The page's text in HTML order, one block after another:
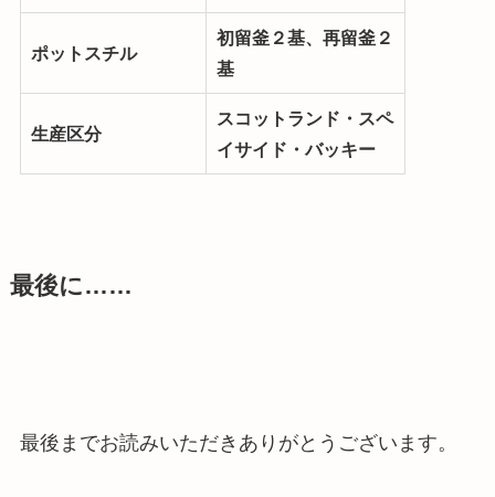
ポットスチル
初留釜２基、再留釜２
基
生産区分
スコットランド・スペ
イサイド・バッキー
最後に……
最後までお読みいただきありがとうございます。